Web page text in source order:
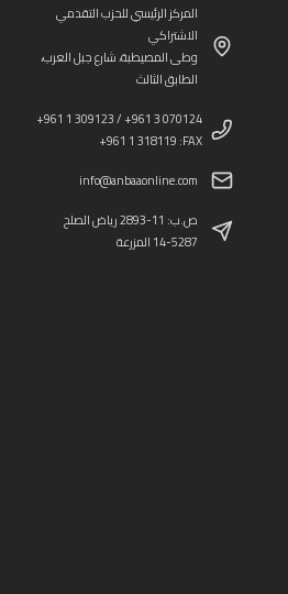
المركز الرئيسي للحزب التقدمي
الاشتراكي
وطى المصيطبة، شارع جبل العرب،
الطابق الثالث
+961 1 309123 / +961 3 070124
+961 1 318119 :FAX
info@anbaaonline.com
ص.ب: 11-2893 رياض الصلح
14-5287 المزرعة